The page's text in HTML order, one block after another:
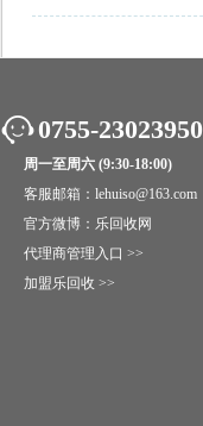
0755-23023950
周一至周六 (9:30-18:00)
客服邮箱：lehuiso@163.com
官方微博： 乐回收网
代理商管理入口 >>
加盟乐回收 >>